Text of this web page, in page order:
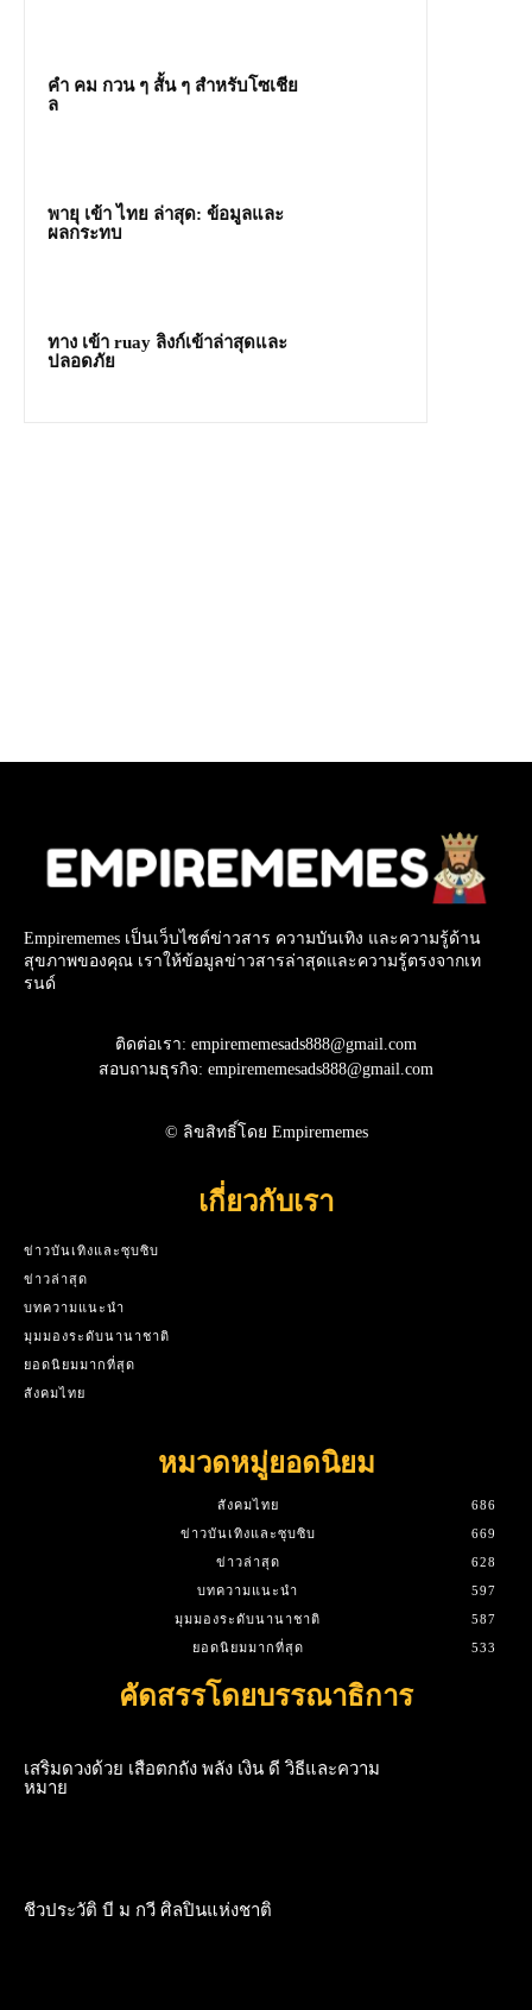
คํา คม กวน ๆ สั้น ๆ สำหรับโซเชีย
ล
พายุ เข้า ไทย ล่าสุด: ข้อมูลและ
ผลกระทบ
ทาง เข้า ruay ลิงก์เข้าล่าสุดและ
ปลอดภัย
Empirememes เป็นเว็บไซต์ข่าวสาร ความบันเทิง และความรู้ด้าน
สุขภาพของคุณ เราให้ข้อมูลข่าวสารล่าสุดและความรู้ตรงจากเท
รนด์
ติดต่อเรา: empirememesads888@gmail.com
สอบถามธุรกิจ: empirememesads888@gmail.com
© ลิขสิทธิ์โดย Empirememes
เกี่ยวกับเรา
ข่าวบันเทิงและซุบซิบ
ข่าวล่าสุด
บทความแนะนำ
มุมมองระดับนานาชาติ
ยอดนิยมมากที่สุด
สังคมไทย
หมวดหมู่ยอดนิยม
สังคมไทย
686
ข่าวบันเทิงและซุบซิบ
669
ข่าวล่าสุด
628
บทความแนะนำ
597
มุมมองระดับนานาชาติ
587
ยอดนิยมมากที่สุด
533
คัดสรรโดยบรรณาธิการ
เสริมดวงด้วย เสือตกถัง พลัง เงิน ดี วิธีและความ
หมาย
ชีวประวัติ บี ม กวี ศิลปินแห่งชาติ